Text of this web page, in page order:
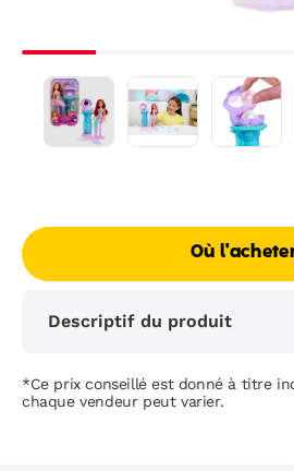
Où
Descriptif du produit
*Ce prix conseillé est donné à titre
chaque vendeur peut varier.